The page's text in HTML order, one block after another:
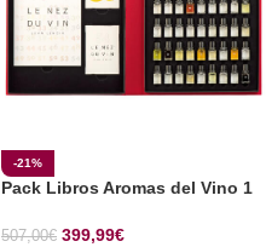
-21%
Pack Libros Aromas del Vino 1
507,00€ 399,99€